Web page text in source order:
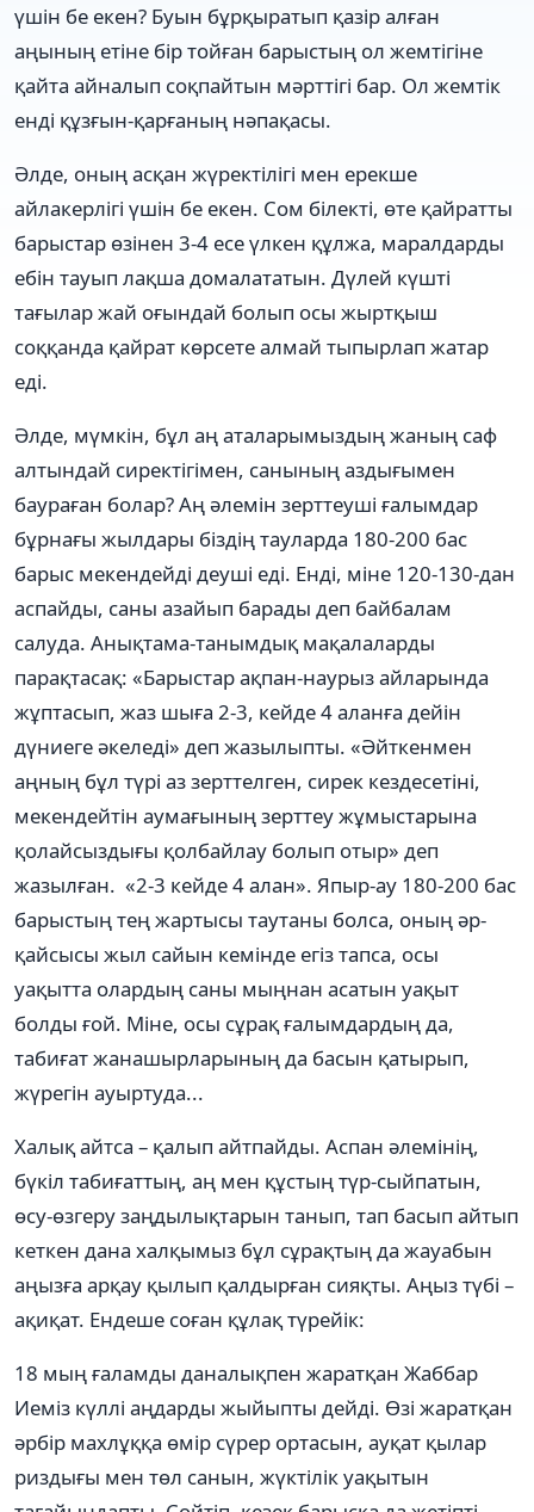
үшін бе екен? Буын бұрқыратып қазір алған
аңының етіне бір тойған барыстың ол жемтігіне
қайта айналып соқпайтын мәрттігі бар. Ол жемтік
енді құзғын-қарғаның нәпақасы.
Әлде, оның асқан жүректілігі мен ерекше
айлакерлігі үшін бе екен. Сом білекті, өте қайратты
барыстар өзінен 3-4 есе үлкен құлжа, маралдарды
ебін тауып лақша домалататын. Дүлей күшті
тағылар жай оғындай болып осы жыртқыш
соққанда қайрат көрсете алмай тыпырлап жатар
еді.
Әлде, мүмкін, бұл аң аталарымыздың жаның саф
алтындай сиректігімен, санының аздығымен
баураған болар? Аң әлемін зерттеуші ғалымдар
бұрнағы жылдары біздің тауларда 180-200 бас
барыс мекендейді деуші еді. Енді, міне 120-130-дан
аспайды, саны азайып барады деп байбалам
салуда. Анықтама-танымдық мақалаларды
парақтасақ: «Барыстар ақпан-наурыз айларында
жұптасып, жаз шыға 2-3, кейде 4 аланға дейін
дүниеге әкеледі» деп жазылыпты. «Әйткенмен
аңның бұл түрі аз зерттелген, сирек кездесетіні,
мекендейтін аумағының зерттеу жұмыстарына
қолайсыздығы қолбайлау болып отыр» деп
жазылған. «2-3 кейде 4 алан». Япыр-ау 180-200 бас
барыстың тең жартысы таутаны болса, оның әр-
қайсысы жыл сайын кемінде егіз тапса, осы
уақытта олардың саны мыңнан асатын уақыт
болды ғой. Міне, осы сұрақ ғалымдардың да,
табиғат жанашырларының да басын қатырып,
жүрегін ауыртуда...
Халық айтса – қалып айтпайды. Аспан әлемінің,
бүкіл табиғаттың, аң мен құстың түр-сыйпатын,
өсу-өзгеру заңдылықтарын танып, тап басып айтып
кеткен дана халқымыз бұл сұрақтың да жауабын
аңызға арқау қылып қалдырған сияқты. Аңыз түбі –
ақиқат. Ендеше соған құлақ түрейік:
18 мың ғаламды даналықпен жаратқан Жаббар
Иеміз күллі аңдарды жыйыпты дейді. Өзі жаратқан
әрбір махлұққа өмір сүрер ортасын, ауқат қылар
риздығы мен төл санын, жүктілік уақытын